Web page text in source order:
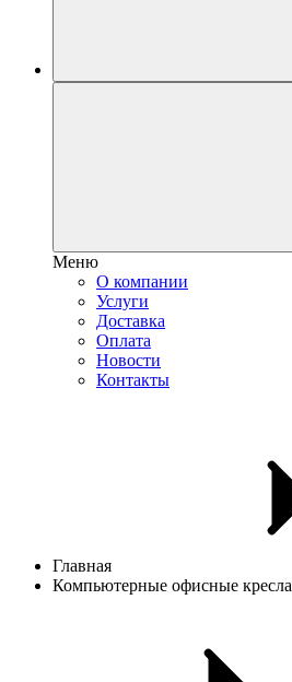
Меню
О компании
Услуги
Доставка
Оплата
Новости
Контакты
Главная
Компьютерные офисные кресла